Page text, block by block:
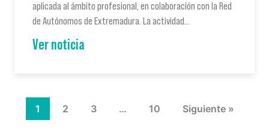
aplicada al ámbito profesional, en colaboración con la Red
de Autónomos de Extremadura. La actividad…
Ver noticia
1 2 3 … 10 Siguiente »